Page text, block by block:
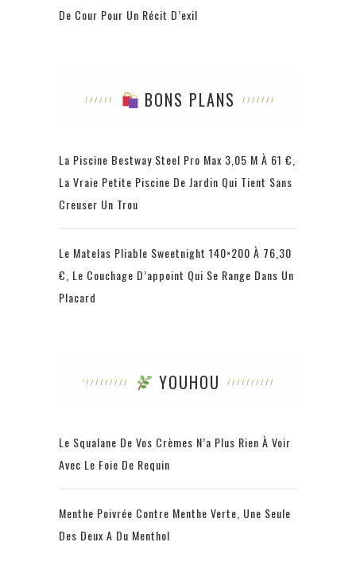
De Cour Pour Un Récit D’exil
BONS PLANS
La Piscine Bestway Steel Pro Max 3,05 M À 61 €,
La Vraie Petite Piscine De Jardin Qui Tient Sans
Creuser Un Trou
Le Matelas Pliable Sweetnight 140×200 À 76,30
€, Le Couchage D’appoint Qui Se Range Dans Un
Placard
YOUHOU
Le Squalane De Vos Crèmes N’a Plus Rien À Voir
Avec Le Foie De Requin
Menthe Poivrée Contre Menthe Verte, Une Seule
Des Deux A Du Menthol